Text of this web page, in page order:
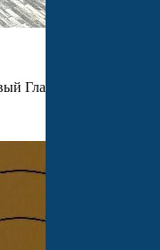
Гладкая SteinRus 80